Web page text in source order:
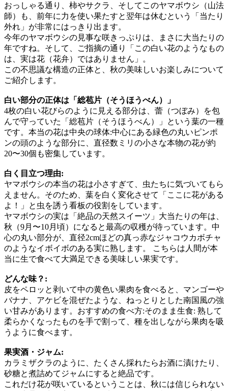
おっしゃる通り、柿やサクラ、そしてこのヤマボウシ（山法
師）も、前年に力を使い果たすと翌年は休むという「当たり
外れ」が非常にはっきり出ます。
今年のヤマボウシの見事な咲きっぷりは、まさに大当たりの
年ですね。そして、ご指摘の通り「この白い花のようなもの
は、実は花（花弁）ではありません」。
この不思議な構造の正体と、秋の美味しいお楽しみについて
ご紹介します。
白い部分の正体は「総苞片（そうほうべん）」
4枚の白い花びらのように見える部分は、蕾（つぼみ）を包
んで守っていた「総苞片（そうほうべん）」という葉の一種
です。本当の花は中央の球体:中心にある緑色の丸いピンポ
ンの頭のような部分に、直径数ミリの小さな本物の花が約
20〜30個も密集しています。
白く目立つ理由:
ヤマボウシの本当の花は小さすぎて、虫たちに気づいてもら
えません。そのため、葉を白く変化させて「ここに花がある
よ！」と虫を誘う看板の役割をしています。
ヤマボウシの実は「絶品の天然スイーツ」大当たりの年は、
秋（9月〜10月頃）になると最高の収穫が待っています。中
心の丸い部分が、直径2cmほどの真っ赤なジャコウカボチャ
のようなイボイボのある実に熟します。 こちらは人間が本
当に生で食べて大満足できる美味しい果実です。
どんな味？:
皮をペロッと剥いて中の黄色い果肉を食べると、マンゴーや
バナナ、アケビを混ぜたような、ねっとりとした南国風の強
い甘みがあります。おすすめの食べ方:そのまま生食: 熟して
柔らかくなったものを手で割って、種を出しながら果肉を吸
うように食べます。
果実酒・ジャム:
カラミザクラのように、たくさん採れたらお酒に漬けたり、
砂糖と煮詰めてジャムにすると絶品です。
これだけ花が咲いているということは、秋には信じられない